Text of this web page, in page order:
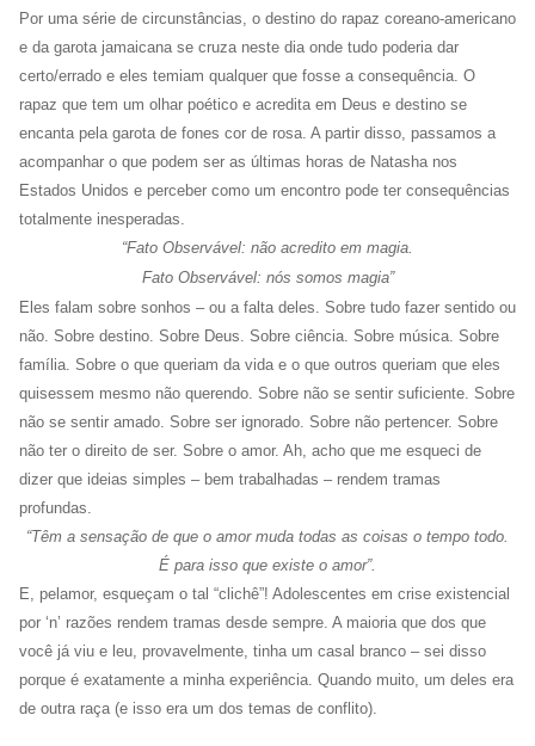
Por uma série de circunstâncias, o destino do rapaz coreano-americano
e da garota jamaicana se cruza neste dia onde tudo poderia dar
certo/errado e eles temiam qualquer que fosse a consequência. O
rapaz que tem um olhar poético e acredita em Deus e destino se
encanta pela garota de fones cor de rosa. A partir disso, passamos a
acompanhar o que podem ser as últimas horas de Natasha nos
Estados Unidos e perceber como um encontro pode ter consequências
totalmente inesperadas.
“Fato Observável: não acredito em magia.
Fato Observável: nós somos magia”
Eles falam sobre sonhos – ou a falta deles. Sobre tudo fazer sentido ou
não. Sobre destino. Sobre Deus. Sobre ciência. Sobre música. Sobre
família. Sobre o que queriam da vida e o que outros queriam que eles
quisessem mesmo não querendo. Sobre não se sentir suficiente. Sobre
não se sentir amado. Sobre ser ignorado. Sobre não pertencer. Sobre
não ter o direito de ser. Sobre o amor. Ah, acho que me esqueci de
dizer que ideias simples – bem trabalhadas – rendem tramas
profundas.
“Têm a sensação de que o amor muda todas as coisas o tempo todo.
É para isso que existe o amor”.
E, pelamor, esqueçam o tal “clichê”! Adolescentes em crise existencial
por ‘n’ razões rendem tramas desde sempre. A maioria que dos que
você já viu e leu, provavelmente, tinha um casal branco – sei disso
porque é exatamente a minha experiência. Quando muito, um deles era
de outra raça (e isso era um dos temas de conflito).